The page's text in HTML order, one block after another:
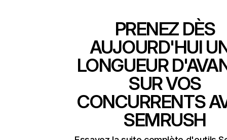
PRENEZ DÈS
AUJOURD'HUI
LONGUEUR
SUR VOS
CONCURRENTS
SEMRUSH